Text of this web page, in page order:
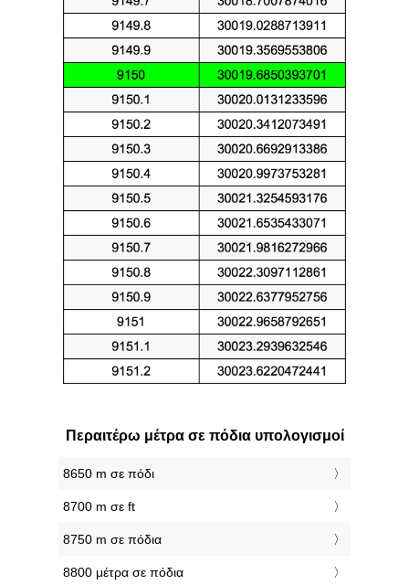
Περαιτέρω μέτρα σε πόδια υπολογισμοί
8650 m σε πόδι
8700 m σε ft
8750 m σε πόδια
8800 μέτρα σε πόδια